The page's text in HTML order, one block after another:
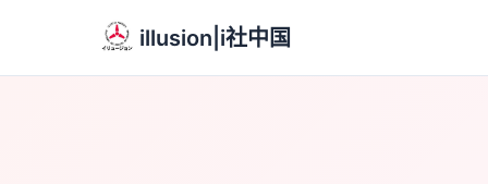
illusion|i社中国